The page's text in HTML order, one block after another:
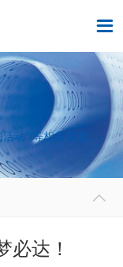

动” 等相关信息。

必达！